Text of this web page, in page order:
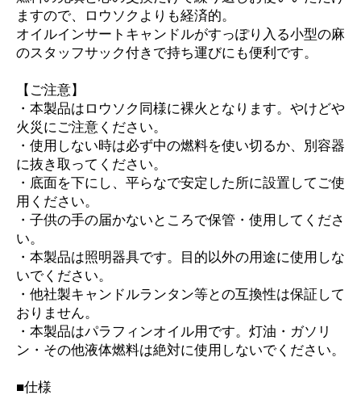
ますので、ロウソクよりも経済的。
オイルインサートキャンドルがすっぽり入る小型の麻
のスタッフサック付きで持ち運びにも便利です。
【ご注意】
・本製品はロウソク同様に裸火となります。やけどや
火災にご注意ください。
・使用しない時は必ず中の燃料を使い切るか、別容器
に抜き取ってください。
・底面を下にし、平らなで安定した所に設置してご使
用ください。
・子供の手の届かないところで保管・使用してくださ
い。
・本製品は照明器具です。目的以外の用途に使用しな
いでください。
・他社製キャンドルランタン等との互換性は保証して
おりません。
・本製品はパラフィンオイル用です。灯油・ガソリ
ン・その他液体燃料は絶対に使用しないでください。
■仕様